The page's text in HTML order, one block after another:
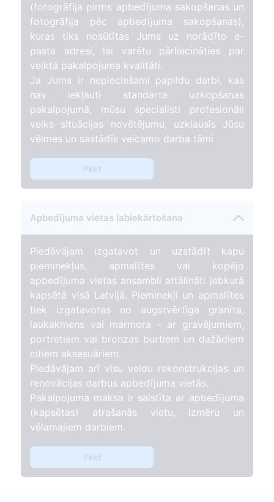
(fotogrāfija pirms apbedījuma sakopšanas un
fotogrāfija pēc apbedījuma sakopšanas),
kuras tiks nosūtītas Jums uz norādīto e-
pasta adresi, lai varētu pārliecināties par
veiktā pakalpojuma kvalitāti.
Ja Jums ir nepieciešami papildu darbi, kas
nav iekļauti standarta uzkopšanas
pakalpojumā, mūsu specialisti profesionāli
veiks situācijas novētējumu, uzklausīs Jūsu
vēlmes un sastādīs veicamo darba tāmi
Pirkt
Apbedījuma vietas labiekārtošana
Piedāvājam izgatavot un uzstādīt kapu
pieminekļus, apmalītes vai kopējo
apbedījuma vietas ansambli attālināti jebkurā
kapsētā visā Latvijā. Pieminekļi un apmalītes
tiek izgatavotas no augstvērtīga granīta,
laukakmens vai marmora - ar gravējumiem,
portretiem vai bronzas burtiem un dažādiem
citiem aksesuāriem.
Piedāvājam arī visu veidu rekonstrukcijas un
renovācijas darbus apbedījuma vietās.
Pakalpojuma maksa ir saistīta ar apbedījuma
(kapsētas) atrašanās vietu, izmēru un
vēlamajiem darbiem.
Pirkt